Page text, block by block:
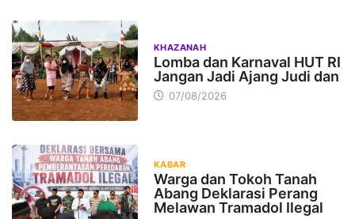
KHAZANAH
Lomba dan Karnaval HUT RI
Jangan Jadi Ajang Judi dan
07/08/2026
KABAR
Warga dan Tokoh Tanah
Abang Deklarasi Perang
Melawan Tramadol Ilegal